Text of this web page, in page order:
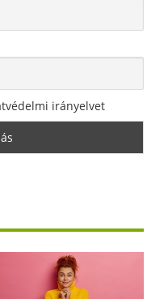
irányelvet